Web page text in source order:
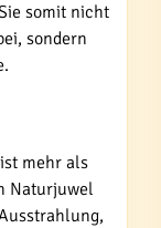
somit nicht
sondern
mehr als
Naturjuwel